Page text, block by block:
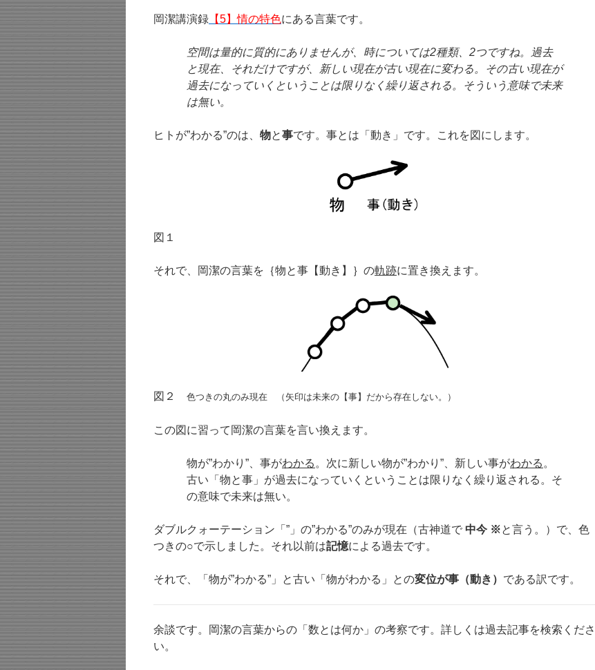
岡潔講演録 【5】情の特色にある言葉です。
空間は量的に質的にありませんが、時については2種類、2つですね。過去
と現在、それだけですが、新しい現在が古い現在に変わる。その古い現在が
過去になっていくということは限りなく繰り返される。そういう意味で未来
は無い。
ヒトが”わかる”のは、 物と事です。事とは「動き」です。これを図にします。
図１
それで、岡潔の言葉を｛物と事【動き】｝の軌跡に置き換えます。
図２ 色つきの丸のみ現在 （矢印は未来の【事】だから存在しない。）
この図に習って岡潔の言葉を言い換えます。
物が”わかり”、事がわかる 。次に新しい物が”わかり”、新しい事がわかる 。
古い「物と事」が過去になっていくということは限りなく繰り返される。そ
の意味で未来は無い。
ダブルクォーテーション「”」の”わかる”のみが現在（古神道で 中今 ※と言う。）で、色
つきの○で示しました。それ以前は記憶による過去です。
それで、「物が”わかる”」と古い「物がわかる」との変位が事（動き） である訳です。
余談です。岡潔の言葉からの「数とは何か」の考察です。詳しくは過去記事を検索くださ
い。